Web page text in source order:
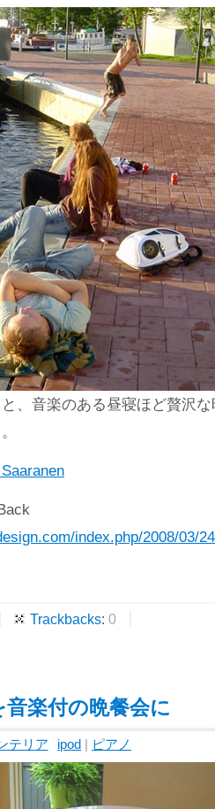
、音楽のある昼寝ほど贅沢
index.php/2008/03/
Trackbacks: 0
楽付の晩餐会に
テリア ipod ピアノ